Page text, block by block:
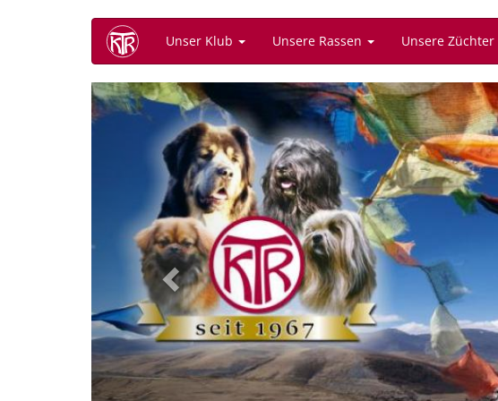
Unser Klub Unsere Rassen Unsere Züchter
Previous